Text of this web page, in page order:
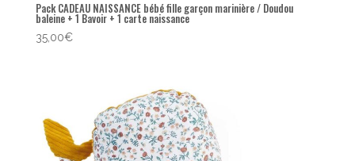
Pack CADEAU NAISSANCE bébé fille garçon marinière / Doudou
baleine + 1 Bavoir + 1 carte naissance
35,00€